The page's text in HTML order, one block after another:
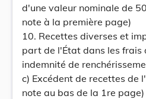
d'une valeur nominale de
note à la première page)
10. Recettes diverses et
part de l'État dans les frais
indemnité de
c) Excédent de recettes de
note au bas de la 1re page)